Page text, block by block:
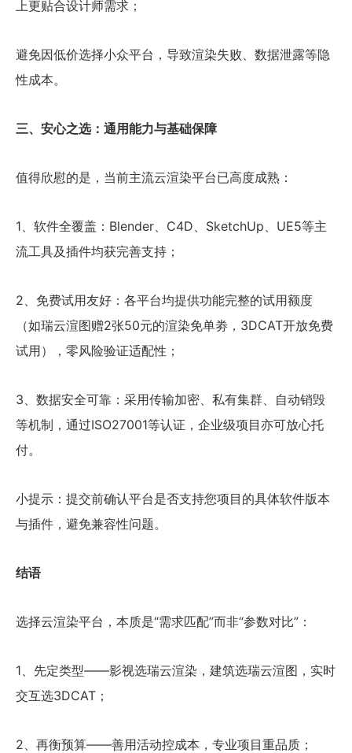
上更贴合设计师需求；
避免因低价选择小众平台，导致渲染失败、数据泄露等隐
性成本。
三、安心之选：通用能力与基础保障
值得欣慰的是，当前主流云渲染平台已高度成熟：
1、软件全覆盖：Blender、C4D、SketchUp、UE5等主
流工具及插件均获完善支持；
2、免费试用友好：各平台均提供功能完整的试用额度
（如瑞云渲图赠2张50元的渲染免单劵，3DCAT开放免费
试用），零风险验证适配性；
3、数据安全可靠：采用传输加密、私有集群、自动销毁
等机制，通过ISO27001等认证，企业级项目亦可放心托
付。
小提示：提交前确认平台是否支持您项目的具体软件版本
与插件，避免兼容性问题。
结语
选择云渲染平台，本质是“需求匹配”而非“参数对比”：
1、先定类型——影视选瑞云渲染，建筑选瑞云渲图，实时
交互选3DCAT；
2、再衡预算——善用活动控成本，专业项目重品质；